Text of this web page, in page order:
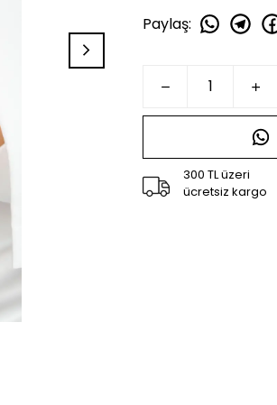
Paylaş:
300 TL üzeri
ücretsiz kargo